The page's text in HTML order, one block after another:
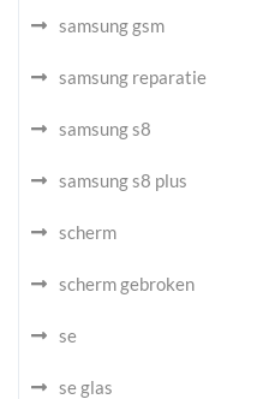
samsung gsm
samsung reparatie
samsung s8
samsung s8 plus
scherm
scherm gebroken
se
se glas